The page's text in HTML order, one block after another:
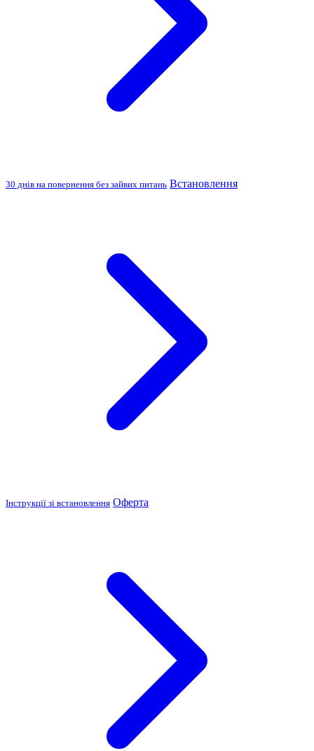
30 днів на повернення без зайвих питань Встановлення
Інструкції зі встановлення Оферта